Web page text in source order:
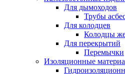
Для дымоходов
Трубы
Для колодцев
Колодцы
Для перекрытий
Перемычки
Изоляционные